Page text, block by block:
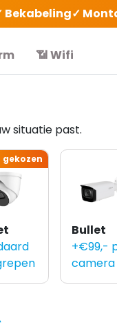
Bekabeling✓
📶Wifi
situatie past.
gekozen
Bullet
+€99,-
camera